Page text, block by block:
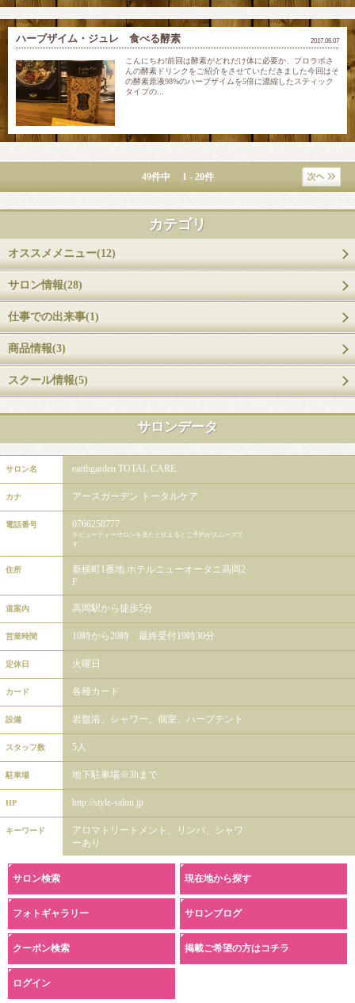
2017.06.07
ハーブザイム・ジュレ 食べる酵素
こんにちわ!前回は酵素がどれだけ体に必要か、プロラボさ
んの酵素ドリンクをご紹介をさせていただきました今回はそ
の酵素原液98%のハーブザイムを5倍に濃縮したスティック
タイプの...
49件中 1 - 20件
カテゴリ
オススメメニュー(12)
サロン情報(28)
仕事での出来事(1)
商品情報(3)
スクール情報(5)
サロンデータ
サロン名 earthgarden TOTAL CARE
カナ アースガーデン トータルケア
電話番号 0766258777
※ビューティーサロンを見たと伝えるとご予約がスムーズで
す。
住所
新横町1番地 ホテルニューオータニ高岡2
F
道案内 高岡駅から徒歩5分
営業時間 10時から20時 最終受付19時30分
定休日 火曜日
カード 各種カード
設備 岩盤浴、シャワー、個室、ハーブテント
スタッフ数 5人
駐車場 地下駐車場※3hまで
HP http://style-salon.jp
キーワード
アロマトリートメント、リンパ、シャワ
ーあり
サロン検索 現在地から探す
フォトギャラリー サロンブログ
クーポン検索 掲載ご希望の方はコチラ
ログイン